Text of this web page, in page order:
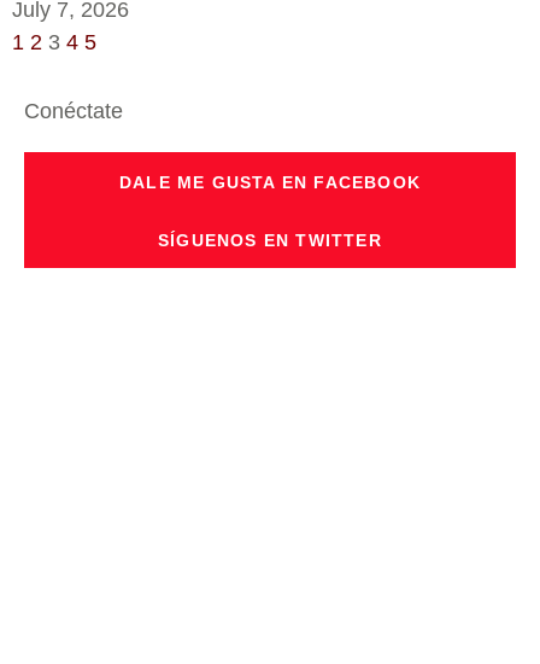
July 7, 2026
1 2 3 4 5
Conéctate
DALE ME GUSTA EN FACEBOOK
SÍGUENOS EN TWITTER